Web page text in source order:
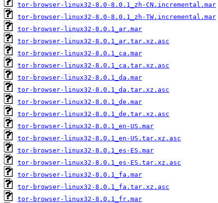
tor-browser-linux32-8.0-8.0.1_zh-CN.incremental.mar
tor-browser-linux32-8.0-8.0.1_zh-TW.incremental.mar
tor-browser-linux32-8.0.1_ar.mar
tor-browser-linux32-8.0.1_ar.tar.xz.asc
tor-browser-linux32-8.0.1_ca.mar
tor-browser-linux32-8.0.1_ca.tar.xz.asc
tor-browser-linux32-8.0.1_da.mar
tor-browser-linux32-8.0.1_da.tar.xz.asc
tor-browser-linux32-8.0.1_de.mar
tor-browser-linux32-8.0.1_de.tar.xz.asc
tor-browser-linux32-8.0.1_en-US.mar
tor-browser-linux32-8.0.1_en-US.tar.xz.asc
tor-browser-linux32-8.0.1_es-ES.mar
tor-browser-linux32-8.0.1_es-ES.tar.xz.asc
tor-browser-linux32-8.0.1_fa.mar
tor-browser-linux32-8.0.1_fa.tar.xz.asc
tor-browser-linux32-8.0.1_fr.mar